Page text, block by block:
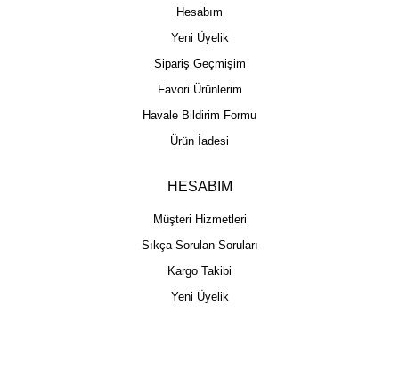
Hesabım
Yeni Üyelik
Sipariş Geçmişim
Favori Ürünlerim
Havale Bildirim Formu
Ürün İadesi
HESABIM
Müşteri Hizmetleri
Sıkça Sorulan Soruları
Kargo Takibi
Yeni Üyelik